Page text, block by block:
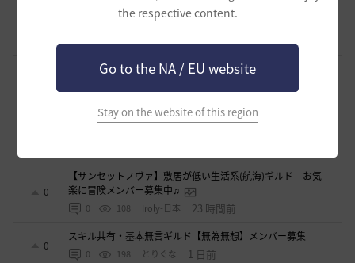
the respective content.
Go to the NA / EU website
Stay on the website of this region
【🍀もんぶらん喫茶🍀】新規復帰者大歓迎！まったり自由な
0 71 ゆぅにゃん 12 時間前
【新設1段拠点戦ギルド】「えにぐま」ギルドメンバー募集
0
【サンセットノヴァ】敷居が低い生活系(航海)ギルド お気
楽に冒険メンバー募集中♫
0 108 Iroly-日本 23 時間前
0
スキル共有・基本無言ギルド【無為無想】メンバー募集
0 198 とりぐな 1 日前